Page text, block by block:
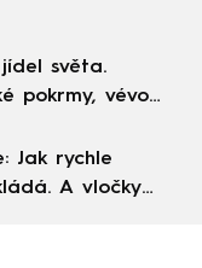
světa.
pokrmy, vévodí
Jak rychle
A vločky